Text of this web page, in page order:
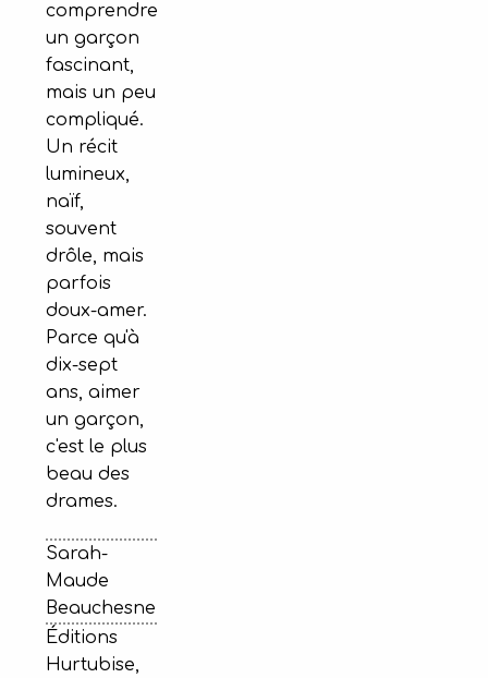
comprendre
un garçon
fascinant,
mais un peu
compliqué.
Un récit
lumineux,
naïf,
souvent
drôle, mais
parfois
doux-amer.
Parce qu'à
dix-sept
ans, aimer
un garçon,
c'est le plus
beau des
drames.
Sarah-
Maude
Beauchesne
Éditions
Hurtubise,